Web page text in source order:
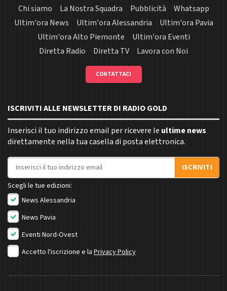
Chi siamo La Nostra Squadra Pubblicità
Whatsapp
Ultim'ora News
Ultim'ora Alessandria
Ultim'ora Pavia
Ultim'ora Alto Piemonte
Ultim'ora Eventi
Diretta Radio
Diretta TV Lavora con Noi
CONTATTACI
ISCRIVITI ALLE NEWSLETTER DI RADIO GOLD
Inserisci il tuo indirizzo email per ricevere le ultime news
direttamente nella tua casella di posta elettronica.
Indirizzo email
ISCRIVITI
Scegli le tue edizioni:
News Alessandria
News Pavia
Eventi Nord-Ovest
Accetto l'iscrizione e la Privacy Policy